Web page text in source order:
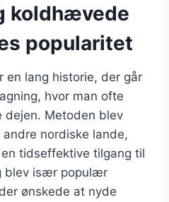
koldhævede
popularitet
en lang historie, der går
hvor man ofte
Metoden blev
nordiske lande,
tidseffektive tilgang til
blev især populær
ønskede at nyde